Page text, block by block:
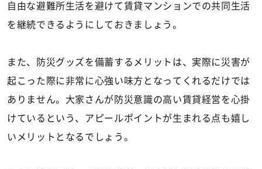
自由な避難所生活を避けて賃貸マンションでの共同生活
を継続できるようにしておきましょう。
また、防災グッズを備蓄するメリットは、実際に災害が
起こった際に非常に心強い味方となってくれるだけでは
ありません。大家さんが防災意識の高い賃貸経営を心掛
けているという、アピールポイントが生まれる点も嬉し
いメリットとなるでしょう。